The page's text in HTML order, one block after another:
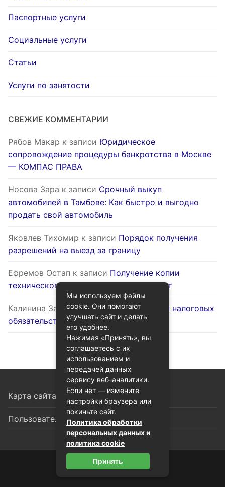
Паспортные услуги
Социальные услуги
Статьи
Услуги по занятости
СВЕЖИЕ КОММЕНТАРИИ
Рябов Макар к записи Юридическое
сопровождение процедуры банкротства в Москве
— КОМПАС ПРАВА
Носова Зара к записи Срочный выкуп
автомобилей в Тамбове: Как быстро и выгодно
продать свой автомобиль
Яковлев Тихомир к записи Порядок получения
разрешений на выезд за границу
Ефремов Остап к записи Получение копии
технического паспорта на жилой объект
Калинина Залинак записиОптимизация налоговых
обязательств через госуслуги
Карта сайта
Пользовательское соглашение
© 2026 Гид по госуслугам
Мы используем файлы
cookie. Они помогают
улучшать сайт и делать
его удобнее.
Нажимая «Принять», вы
соглашаетесь с их
использованием и
передачей данных
сервису веб-аналитики.
Если нет — измените
настройки браузера или
покиньте сайт.
Политика обработки
персональных данных и
политика cookie
Принять